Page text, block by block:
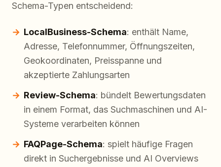
Schema-Typen entscheidend:
LocalBusiness-Schema: enthält Name,
Adresse, Telefonnummer, Öffnungszeiten,
Geokoordinaten, Preisspanne und
akzeptierte Zahlungsarten
Review-Schema: bündelt Bewertungsdaten
in einem Format, das Suchmaschinen und AI-
Systeme verarbeiten können
FAQPage-Schema: spielt häufige Fragen
direkt in Suchergebnisse und AI Overviews